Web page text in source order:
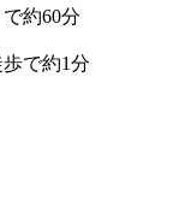
約60分
で約1分